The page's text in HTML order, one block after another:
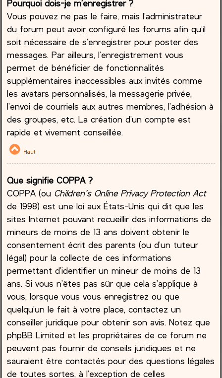
Pourquoi dois-je m’enregistrer ?
Vous pouvez ne pas le faire, mais l’administrateur
du forum peut avoir configuré les forums afin qu’il
soit nécessaire de s’enregistrer pour poster des
messages. Par ailleurs, l’enregistrement vous
permet de bénéficier de fonctionnalités
supplémentaires inaccessibles aux invités comme
les avatars personnalisés, la messagerie privée,
l’envoi de courriels aux autres membres, l’adhésion à
des groupes, etc. La création d’un compte est
rapide et vivement conseillée.
Haut
Que signifie COPPA ?
COPPA (ou Children’s Online Privacy Protection Act
de 1998) est une loi aux États-Unis qui dit que les
sites Internet pouvant recueillir des informations de
mineurs de moins de 13 ans doivent obtenir le
consentement écrit des parents (ou d’un tuteur
légal) pour la collecte de ces informations
permettant d’identifier un mineur de moins de 13
ans. Si vous n’êtes pas sûr que cela s’applique à
vous, lorsque vous vous enregistrez ou que
quelqu’un le fait à votre place, contactez un
conseiller juridique pour obtenir son avis. Notez que
phpBB Limited et les propriétaires de ce forum ne
peuvent pas fournir de conseils juridiques et ne
sauraient être contactés pour des questions légales
de toutes sortes, à l’exception de celles